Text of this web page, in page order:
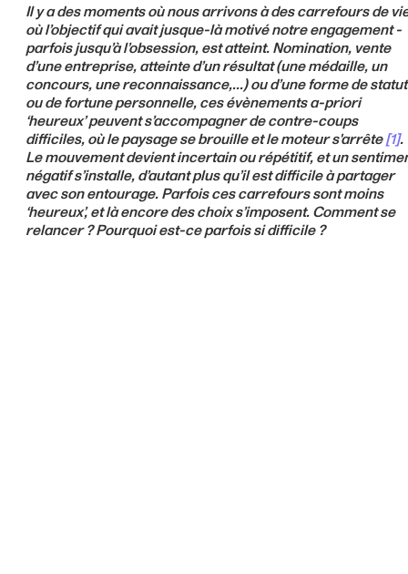
Il y a des moments où nous arrivons à des carrefours de
où l’objectif qui avait jusque-là motivé notre engagement -
parfois jusqu’à l’obsession, est atteint. Nomination, vente
d’une entreprise, atteinte d’un résultat (une médaille, un
concours, une reconnaissance,...) ou d’une forme de statut
ou de fortune personnelle, ces évènements a-priori
‘heureux’ peuvent s’accompagner de contre-coups
difficiles, où le paysage se brouille et le moteur s'arrête[1].
Le mouvement devient incertain ou répétitif, et un
négatif s’installe, d’autant plus qu’il est difficile à partager
avec son entourage. Parfois ces carrefours sont moins
‘heureux’, et là encore des choix s’imposent. Comment se
relancer ? Pourquoi est-ce parfois si difficile ?